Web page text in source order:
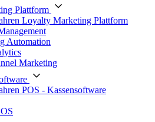
Plattform
Loyalty Marketing Plattform
Automation
Marketing
POS - Kassensoftware